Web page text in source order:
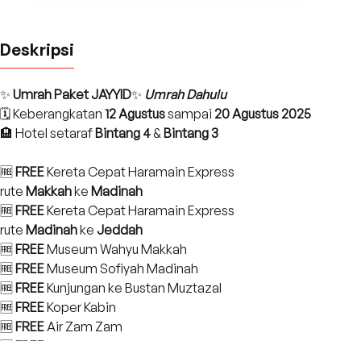
Deskripsi
✨ Umrah Paket JAYYID✨ Umrah Dahulu
🗓️ Keberangkatan 12 Agustussampai 20 Agustus 2025
🏨 Hotel setaraf Bintang 4& Bintang 3
🆓 FREEKereta Cepat Haramain Express
rute Makkahke Madinah
🆓 FREEKereta Cepat Haramain Express
rute Madinahke Jeddah
🆓 FREEMuseum Wahyu Makkah
🆓 FREEMuseum Sofiyah Madinah
🆓 FREEKunjungan ke Bustan Muztazal
🆓 FREEKoper Kabin
🆓 FREEAir Zam Zam